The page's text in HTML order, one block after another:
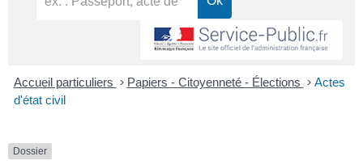
Accueil particuliers > Papiers - Citoyenneté - Élections > Actes
d'état civil
Dossier